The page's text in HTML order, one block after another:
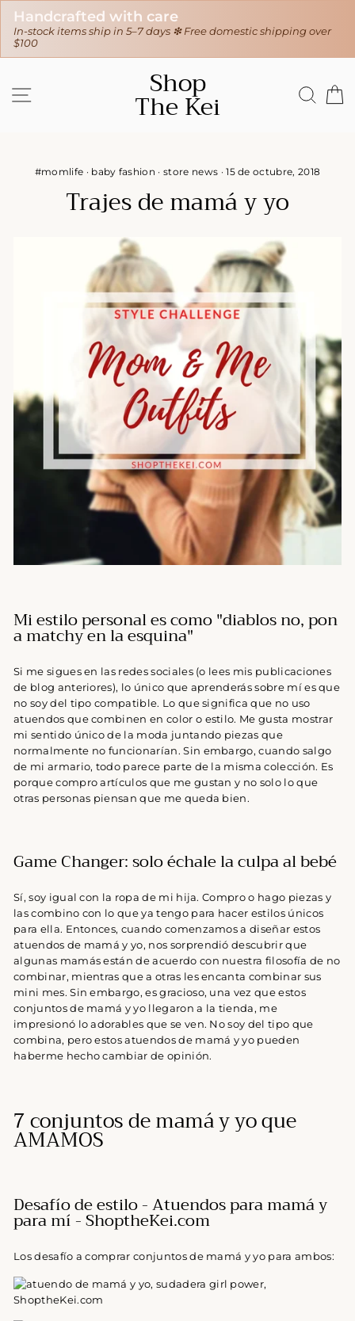
domestic shipping over 30-day hassle-free returns
❇ We ship worldwide ❇Tracking
Shop
The Kei
#momlife · baby fashion ·store news ·15 de octubre, 2018
Trajes de mamá y yo
Mi estilo personal es como "diablos no, pon
a matchy en la esquina"
Si me sigues en las redes sociales (o lees mis publicaciones
de blog anteriores), lo único que aprenderás sobre mí es que
no soy del tipo compatible. Lo que significa que no uso
atuendos que combinen en color o estilo. Me gusta mostrar
mi sentido único de la moda juntando piezas que
normalmente no funcionarían. Sin embargo, cuando salgo
de mi armario, todo parece parte de la misma colección. Es
porque compro artículos que me gustan y no solo lo que
otras personas piensan que me queda bien.
Game Changer: solo échale la culpa al bebé
Sí, soy igual con la ropa de mi hija. Compro o hago piezas y
las combino con lo que ya tengo para hacer estilos únicos
para ella. Entonces, cuando comenzamos a diseñar estos
atuendos de mamá y yo, nos sorprendió descubrir que
algunas mamás están de acuerdo con nuestra filosofía de no
combinar, mientras que a otras les encanta combinar sus
mini mes. Sin embargo, es gracioso, una vez que estos
conjuntos de mamá y yo llegaron a la tienda, me
impresionó lo adorables que se ven. No soy del tipo que
combina, pero estos atuendos de mamá y yo pueden
haberme hecho cambiar de opinión.
7 conjuntos de mamá y yo que
AMAMOS
Desafío de estilo - Atuendos para mamá y
para mí - ShoptheKei.com
Los desafío a comprar conjuntos de mamá y yo para ambos: